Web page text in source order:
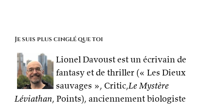
Je suis plus cinglé que toi
Lionel Davoust est un écrivain de
fantasy et de thriller (« Les Dieux
sauvages », Critic,Le Mystère
Léviathan, Points), anciennement biologiste